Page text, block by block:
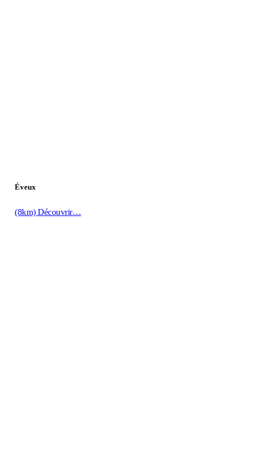
Éveux
(8km)Découvrir…